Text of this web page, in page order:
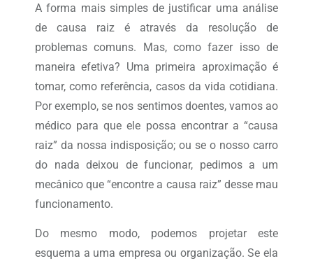
A forma mais simples de justificar uma análise
de causa raiz é através da resolução de
problemas comuns. Mas, como fazer isso de
maneira efetiva? Uma primeira aproximação é
tomar, como referência, casos da vida cotidiana.
Por exemplo, se nos sentimos doentes, vamos ao
médico para que ele possa encontrar a “causa
raiz” da nossa indisposição; ou se o nosso carro
do nada deixou de funcionar, pedimos a um
mecânico que “encontre a causa raiz” desse mau
funcionamento.
Do mesmo modo, podemos projetar este
esquema a uma empresa ou organização. Se ela